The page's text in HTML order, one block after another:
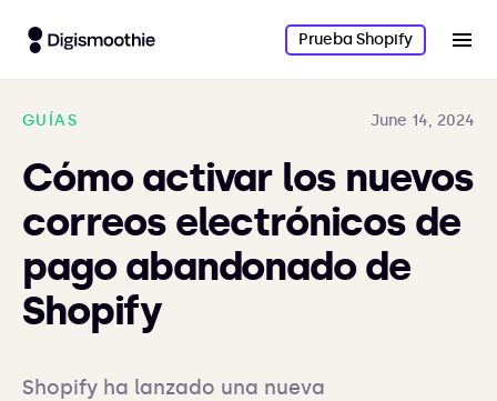
Prueba Shopify
GUÍAS June 14, 2024
Cómo activar los nuevos
correos electrónicos de
pago abandonado de
Shopify
Shopify ha lanzado una nueva